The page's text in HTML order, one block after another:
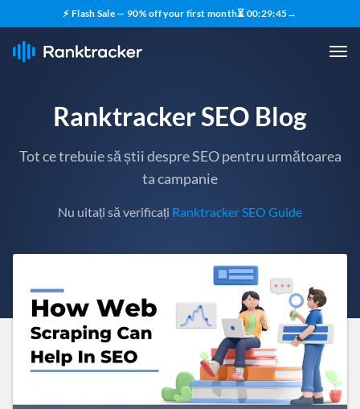
⚡ Flash Sale — 90% off your first month⏳ 00:29:43→
Ranktracker SEO Blog
Tot ce trebuie să știi despre SEO pentru următoarea
ta campanie
Nu uitați să verificați Ranktracker SEO Guide